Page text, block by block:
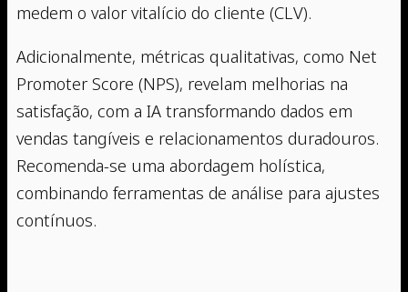
medem o valor vitalício do cliente (CLV).
Adicionalmente, métricas qualitativas, como Net
Promoter Score (NPS), revelam melhorias na
satisfação, com a IA transformando dados em
vendas tangíveis e relacionamentos duradouros.
Recomenda-se uma abordagem holística,
combinando ferramentas de análise para ajustes
contínuos.